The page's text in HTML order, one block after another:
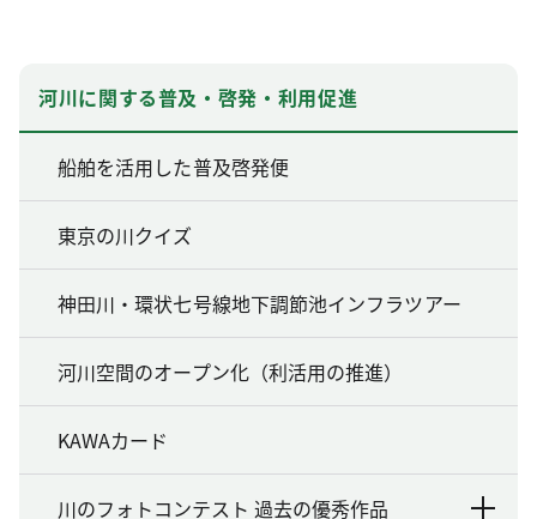
河川に関する普及・啓発・利用促進
船舶を活用した普及啓発便
東京の川クイズ
神田川・環状七号線地下調節池インフラツアー
河川空間のオープン化（利活用の推進）
KAWAカード
川のフォトコンテスト 過去の優秀作品